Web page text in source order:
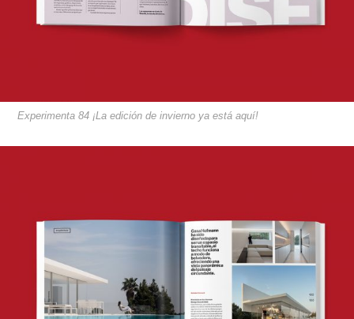
Experimenta 84 ¡La edición de invierno ya está aquí!